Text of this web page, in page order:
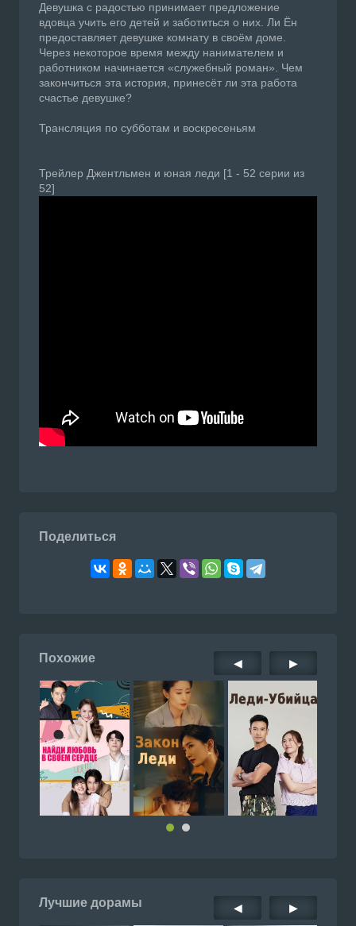
Девушка с радостью принимает предложение
вдовца учить его детей и заботиться о них. Ли Ён
предоставляет девушке комнату в своём доме.
Через некоторое время между нанимателем и
работником начинается «служебный роман». Чем
закончиться эта история, принесёт ли эта работа
счастье девушке?
Трансляция по субботам и воскресеньям
Трейлер Джентльмен и юная леди [1 - 52 серии из
52]
Поделиться
Похожие ◀ ▶
Лучшие дорамы ◀ ▶